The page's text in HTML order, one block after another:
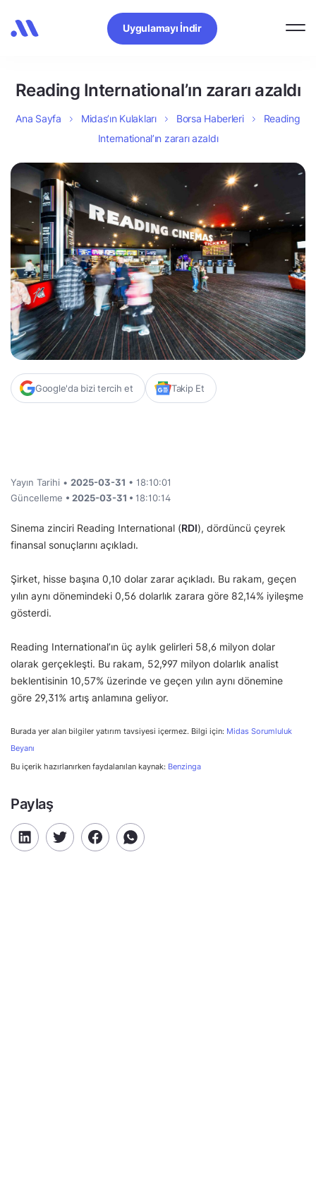
Uygulamayı İndir
Reading International’ın zararı azaldı
Ana Sayfa Midas’ın Kulakları Borsa Haberleri
Reading
International’ın zararı azaldı
Google'da bizi tercih et Takip Et
Yayın Tarihi • 2025-03-31 • 18:10:01
Güncelleme • 2025-03-31 • 18:10:14
Sinema zinciri Reading International (RDI), dördüncü çeyrek
finansal sonuçlarını açıkladı.
Şirket, hisse başına 0,10 dolar zarar açıkladı. Bu rakam, geçen
yılın aynı dönemindeki 0,56 dolarlık zarara göre 82,14% iyileşme
gösterdi.
Reading International’ın üç aylık gelirleri 58,6 milyon dolar
olarak gerçekleşti. Bu rakam, 52,997 milyon dolarlık analist
beklentisinin 10,57% üzerinde ve geçen yılın aynı dönemine
göre 29,31% artış anlamına geliyor.
Burada yer alan bilgiler yatırım tavsiyesi içermez. Bilgi için: Midas Sorumluluk
Beyanı
Bu içerik hazırlanırken faydalanılan kaynak: Benzinga
Paylaş